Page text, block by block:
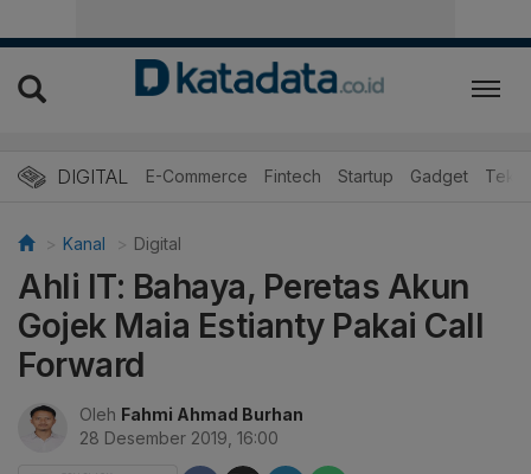
DIGITAL E-Commerce Fintech Startup Gadget
Kanal Digital
Ahli IT: Bahaya, Peretas Akun
Gojek Maia Estianty Pakai Call
Forward
Oleh Fahmi Ahmad Burhan
28 Desember 2019, 16:00